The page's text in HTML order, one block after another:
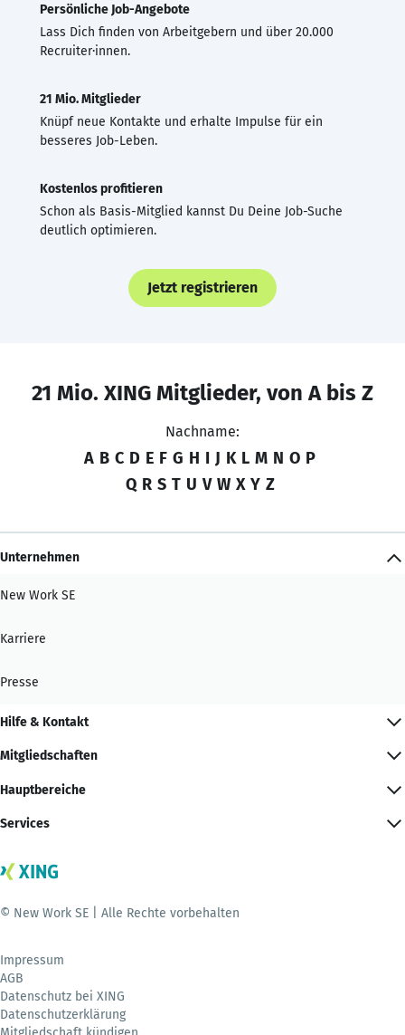
Persönliche Job-Angebote
Lass Dich finden von Arbeitgebern und über 20.000
Recruiter·innen.
21 Mio. Mitglieder
Knüpf neue Kontakte und erhalte Impulse für ein
besseres Job-Leben.
Kostenlos profitieren
Schon als Basis-Mitglied kannst Du Deine Job-Suche
deutlich optimieren.
Jetzt registrieren
21 Mio. XING Mitglieder, von A bis Z
Nachname:
A B C D E F G H I J K L M N O P
Q R S T U V W X Y Z
Unternehmen
New Work SE
Karriere
Presse
Hilfe & Kontakt
Mitgliedschaften
Hauptbereiche
Services
© New Work SE | Alle Rechte vorbehalten
Impressum
AGB
Datenschutz bei XING
Datenschutzerklärung